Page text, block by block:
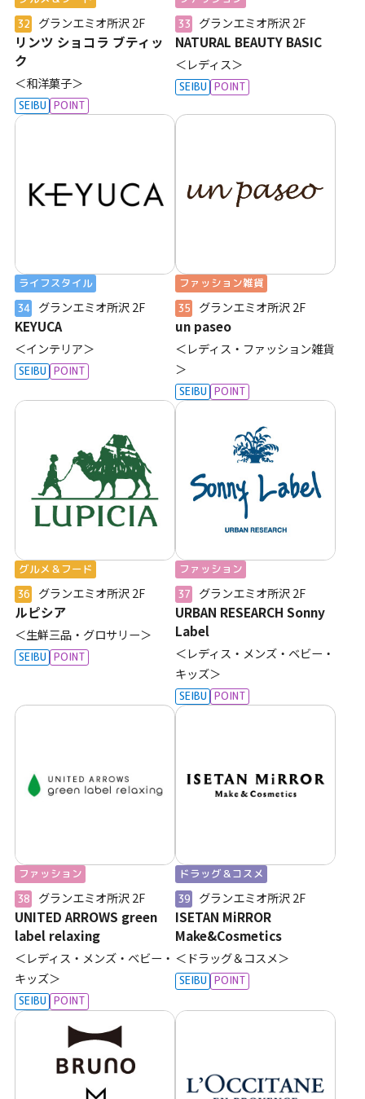
32
グランエミオ所沢 2F
リンツ ショコラ ブティッ
ク
＜和洋菓子＞
SEIBU POINT
33
グランエミオ所沢 2F
NATURAL BEAUTY BASIC
＜レディス＞
SEIBU POINT
ライフスタイル
34
グランエミオ所沢 2F
KEYUCA
＜インテリア＞
SEIBU POINT
ファッション雑貨
35
グランエミオ所沢 2F
un paseo
＜レディス・ファッション雑貨
＞
SEIBU POINT
グルメ＆フード
36
グランエミオ所沢 2F
ルピシア
＜生鮮三品・グロサリー＞
SEIBU POINT
ファッション
37
グランエミオ所沢 2F
URBAN RESEARCH Sonny
Label
＜レディス・メンズ・ベビー・
キッズ＞
SEIBU POINT
ファッション
38
グランエミオ所沢2F
UNITED ARROWS green
label relaxing
＜レディス・メンズ・ベビー・
キッズ＞
SEIBU POINT
ドラッグ＆コスメ
39
グランエミオ所沢2F
ISETAN MiRROR
Make&Cosmetics
＜ドラッグ＆コスメ＞
SEIBU POINT